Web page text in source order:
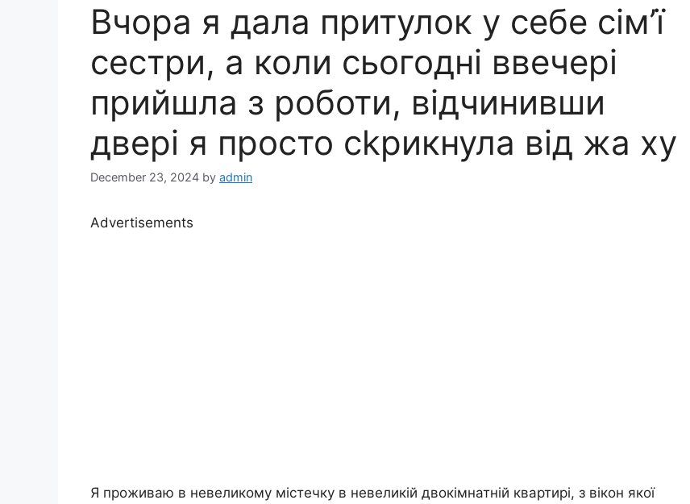
Вчора я дала притулок у себе сім’ї
сестри, а коли сьогодні ввечері
прийшла з роботи, відчинивши
двері я просто сkрикнула від жа ху
December 23, 2024 by admin
Advertisements
Я проживаю в невеликому містечку в невеликій двокімнатній квартирі, з вікон якої